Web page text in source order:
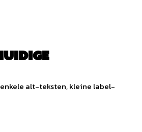
alt-teksten, kleine label-